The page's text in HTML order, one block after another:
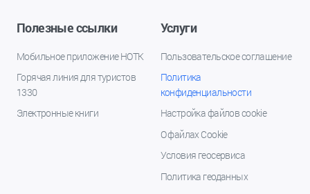
Полезные ссылки
Мобильное приложение НОТК
Горячая линия для туристов
1330
Электронные книги
Услуги
Пользовательское соглашение
Политика
конфиденциальности
Настройка файлов cookie
О файлах Cookie
Условия геосервиса
Политика геоданных